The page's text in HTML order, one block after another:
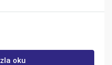
oku